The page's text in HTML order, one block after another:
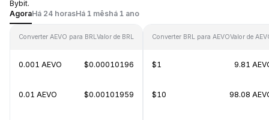
Bybit.
AgoraHá 24 horasHá 1 mêshá 1 ano
Converter AEVO para BRLValor de BRL
0.001 AEVO $0.00010196
0.01 AEVO $0.00101959
Converter BRL para AEVOValor de
$1 9.81
$10 98.08